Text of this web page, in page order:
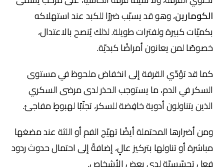
الكومارين، وهو قد يسبّب ضررًا للكبد عند استهلاكه
بكميّات كبيرة ولفترات طويلة. لذلك يُنصح بالاعتدال،
خصوصًا لمن يعانون أمراضًا كبديّة.
كما قد تؤدّي القرفة إلى انخفاض ملحوظ في مستوى
السكر في الدم، ما يستوجب الحذر لدى مرضى السكري
الذين يتناولون أدوية خافِضة للسكر، تجنّبًا لهبوطٍ مفاجئ.
ومن أضرارها المحتملة أيضًا تهيّج الفم أو اللثة عند مضغها
مباشرة أو تناولها بتركيز عالٍ، إضافةً إلى احتمال حدوث ردود
فعل تحسّسيّة لدى بعض الأشخاص.